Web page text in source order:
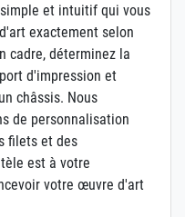
et intuitif qui vous
exactement selon
cadre, déterminez la
d'impression et
châssis. Nous
de personnalisation
filets et des
est à votre
votre œuvre d'art